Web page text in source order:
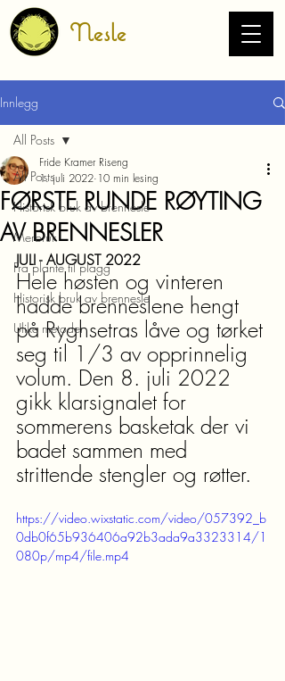
Nesle
Innlegg
All Posts
Historisk bruk av brennesle
Merbruk
Fra plante til plagg
Historisk bruk av brennesle
Ulike metoder
All Posts
FØRSTE RUNDE RØYTING
AV BRENNESLER
Fride Kramer Riseng
1. juli 2022 10 min lesing
JULI - AUGUST 2022
Hele høsten og vinteren
hadde brenneslene hengt
på Ryghsetras låve og tørket
seg til 1/3 av opprinnelig
volum. Den 8. juli 2022
gikk klarsignalet for
sommerens basketak der vi
badet sammen med
strittende stengler og røtter.
https://video.wixstatic.com/video/057392_b
0db0f65b936406a92b3ada9a3323314/1
080p/mp4/file.mp4